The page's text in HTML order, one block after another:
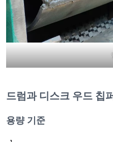
드럼과 디스크 우드 칩
용량 기준